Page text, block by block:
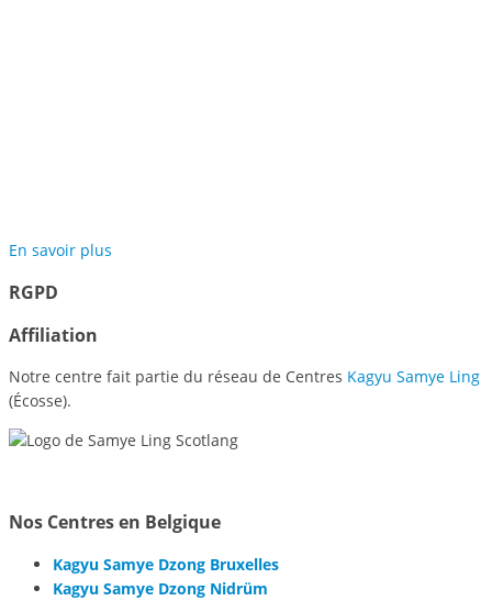
En savoir plus
RGPD
Affiliation
Notre centre fait partie du réseau de Centres Kagyu Samye Ling
(Écosse).
Nos Centres en Belgique
Kagyu Samye Dzong Bruxelles
Kagyu Samye Dzong Nidrüm